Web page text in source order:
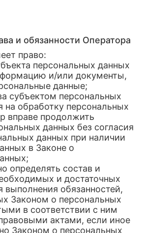
и обязанности Оператора
право:
персональных данных
и/или документы,
данные;
субъектом персональных
на обработку персональных
вправе продолжить
данных без согласия
данных при наличии
в Законе о
определять состав и
и достаточных
выполнения обязанностей,
Законом о персональных
в соответствии с ним
актами, если иное
Законом о персональных